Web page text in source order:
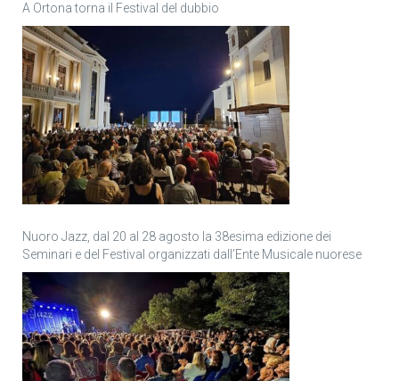
A Ortona torna il Festival del dubbio
Nuoro Jazz, dal 20 al 28 agosto la 38esima edizione dei
Seminari e del Festival organizzati dall’Ente Musicale nuorese